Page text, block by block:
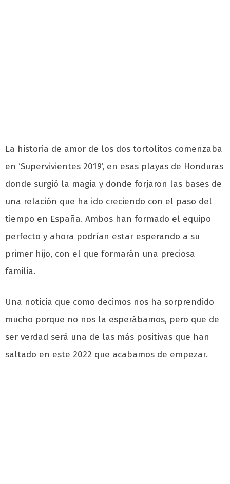
La historia de amor de los dos tortolitos comenzaba
en ‘Supervivientes 2019’, en esas playas de Honduras
donde surgió la magia y donde forjaron las bases de
una relación que ha ido creciendo con el paso del
tiempo en España. Ambos han formado el equipo
perfecto y ahora podrían estar esperando a su
primer hijo, con el que formarán una preciosa
familia.
Una noticia que como decimos nos ha sorprendido
mucho porque no nos la esperábamos, pero que de
ser verdad será una de las más positivas que han
saltado en este 2022 que acabamos de empezar.